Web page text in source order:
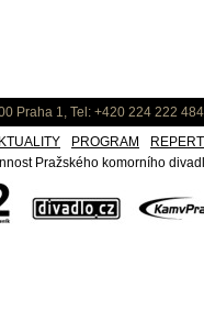
Praha 1, Tel: +420 224 222
PROGRAM
Pražského komorního